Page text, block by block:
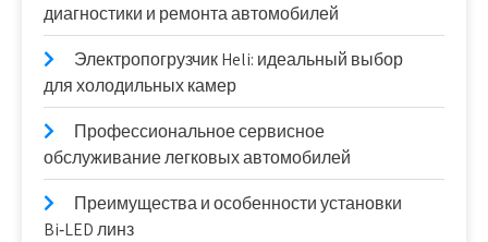
диагностики и ремонта автомобилей
Электропогрузчик Heli: идеальный выбор
для холодильных камер
Профессиональное сервисное
обслуживание легковых автомобилей
Преимущества и особенности установки
Bi‑LED линз